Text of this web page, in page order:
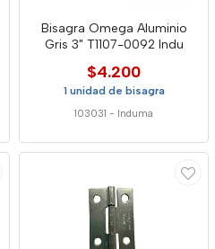
Bisagra Omega Aluminio
Gris 3" T1107-0092 Indu
$4.200
1 unidad de bisagra
103031 - Induma